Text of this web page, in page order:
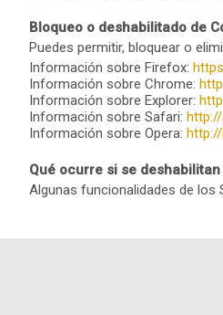
Bloqueo o deshabilitado de
Puedes permitir, bloquear o
Información sobre Firefox:
Información sobre Chrome:
Información sobre Explorer:
Información sobre Safari:
Información sobre Opera:
Qué ocurre si se
Algunas funcionalidades de los